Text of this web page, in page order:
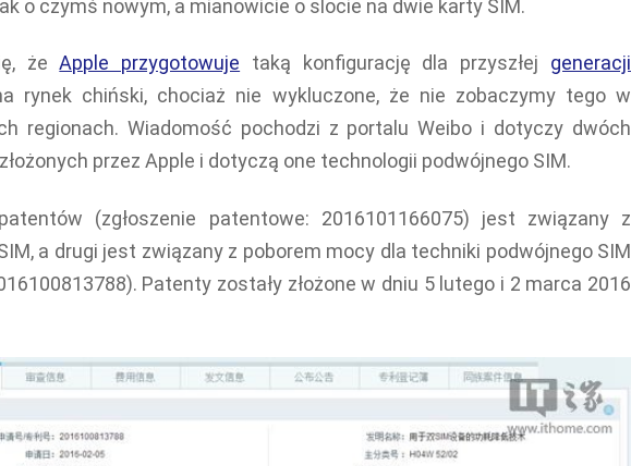
o czymś nowym, a mianowicie o slocie na dwie karty SIM.
żeApple przygotowuje taką konfigurację dla przyszłej generacji
rynek chiński, chociaż nie wykluczone, że nie zobaczymy tego w
regionach. Wiadomość pochodzi z portalu Weibo i dotyczy dwóch
przez Apple i dotyczą one technologii podwójnego SIM.
(zgłoszenie patentowe: 2016101166075) jest związany z
a drugi jest związany z poborem mocy dla techniki podwójnego SIM
Patenty zostały złożone w dniu 5 lutego i 2 marca 2016